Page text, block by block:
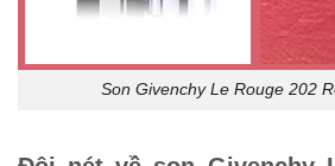
Son Givenchy Le Rouge 202